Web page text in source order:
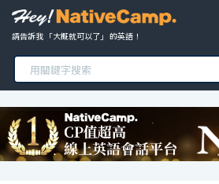
請告訴我 「大概就可以了」 的英語！